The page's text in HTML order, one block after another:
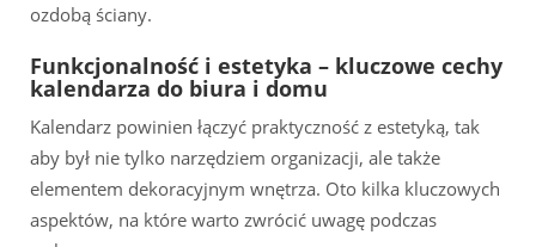
ozdobą ściany.
Funkcjonalność i estetyka – kluczowe cechy
kalendarza do biura i domu
Kalendarz powinien łączyć praktyczność z estetyką, tak
aby był nie tylko narzędziem organizacji, ale także
elementem dekoracyjnym wnętrza. Oto kilka kluczowych
aspektów, na które warto zwrócić uwagę podczas